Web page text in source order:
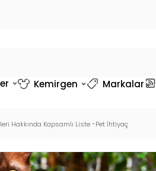
Kemirgen Markalar
Hakkında Kapsamlı Liste -Pet İhtiyaç